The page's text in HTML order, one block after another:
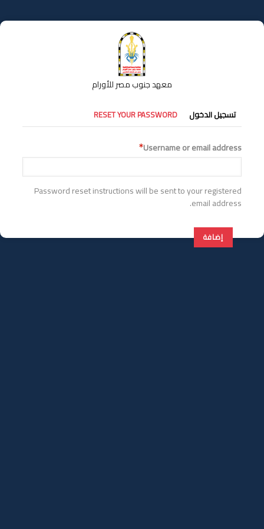
إلى
المحتوى
معهد جنوب مصر للأورام
التبويبات
الأساسية
تسجيل الدخول RESET YOUR PASSWORD
Username or email address
Password reset instructions will be sent to your registered
email address.